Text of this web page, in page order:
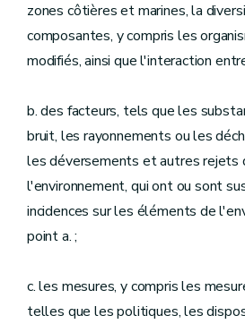
zones côtières et marines, la
composantes, y compris les
modifiés, ainsi que l'interaction
b. des facteurs, tels que les
bruit, les rayonnements ou les
les déversements et autres rejets
l'environnement, qui ont ou sont
incidences sur les éléments de
point a. ;
c. les mesures, y compris les
telles que les politiques, les